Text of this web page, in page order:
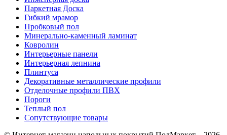
Паркетная Доска
Гибкий мрамор
Пробковый пол
Минерально-каменный ламинат
Ковролин
Интерьерные панели
Интерьерная лепнина
Плинтуса
Декоративные металлические профили
Отделочные профили ПВХ
Пороги
Теплый пол
Сопутствующие товары